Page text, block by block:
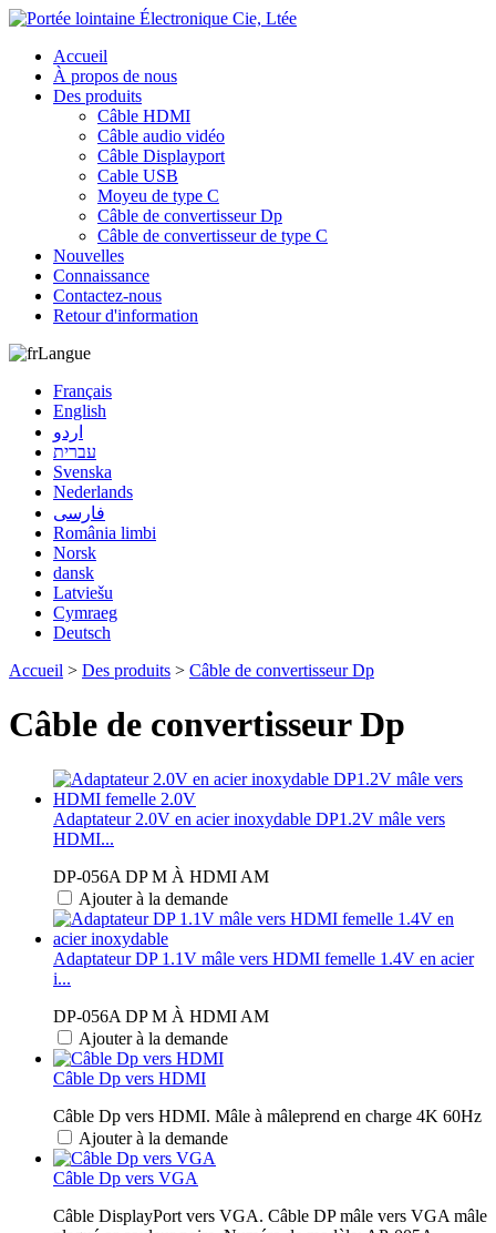
Accueil
À propos de nous
Des produits
Câble HDMI
Câble audio vidéo
Câble Displayport
Cable USB
Moyeu de type C
Câble de convertisseur Dp
Câble de convertisseur de type C
Nouvelles
Connaissance
Contactez-nous
Retour d'information
Langue
Français
English
اردو
עברית
Svenska
Nederlands
فارسی
România limbi
Norsk
dansk
Latviešu
Cymraeg
Deutsch
Accueil > Des produits > Câble de convertisseur Dp
Câble de convertisseur Dp
Adaptateur 2.0V en acier inoxydable DP1.2V mâle vers
HDMI...
DP-056A DP M À HDMI AM
Ajouter à la demande
Adaptateur DP 1.1V mâle vers HDMI femelle 1.4V en acier
i...
DP-056A DP M À HDMI AM
Ajouter à la demande
Câble Dp vers HDMI
Câble Dp vers HDMI. Mâle à mâleprend en charge 4K 60Hz
Ajouter à la demande
Câble Dp vers VGA
Câble DisplayPort vers VGA. Câble DP mâle vers VGA mâle